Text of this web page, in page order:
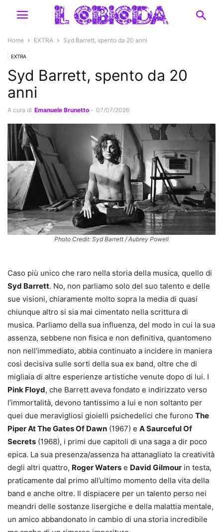
Home EXTRA Syd Barrett, spento da 20 anni
EXTRA
Syd Barrett, spento da 20
anni
A cura di Emanuele Brunetto - 07/07/2026
Photo Credit: Syd Barrett / Aubrey Powell
Caso più unico che raro nella storia della musica, quello di
Syd Barrett. No, non parliamo solo del suo talento e delle
sue visioni, chiaramente molto sopra la media di quasi
chiunque altro si sia mai cimentato nella scrittura di
musica. Parliamo della sua influenza, del modo in cui la sua
assenza, sebbene non fisica e non definitiva, quantomeno
non nell’immediato, abbia continuato a incidere in maniera
così decisiva sulle sorti della sua ex band, oltre che di
migliaia di altre esperienze artistiche venute dopo di lui. I
Pink Floyd, che Barrett aveva fondato e indirizzato verso
l’immortalità, devono tantissimo a lui e non soltanto per
quei due meravigliosi gioielli psichedelici che furono The
Piper At The Gates Of Dawn (1967) e A Saurceful Of
Secrets (1968), i primi due capitoli di una saga a dir poco
epica. La sua presenza/assenza ha attanagliato la creatività
degli altri quattro, Roger Waters e David Gilmour in testa,
praticamente dal primo all’ultimo momento della vita della
band e anche oltre. Il dispiacere per un talento perso nei
meandri delle sostanze lisergiche e della malattia mentale,
un amico abbandonato in cambio di una storia incredibile